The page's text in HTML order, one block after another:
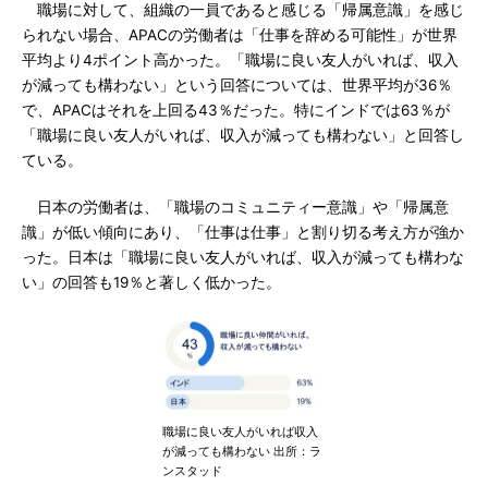
職場に対して、組織の一員であると感じる「帰属意識」を感じ
られない場合、APACの労働者は「仕事を辞める可能性」が世界
平均より4ポイント高かった。「職場に良い友人がいれば、収入
が減っても構わない」という回答については、世界平均が36％
で、APACはそれを上回る43％だった。特にインドでは63％が
「職場に良い友人がいれば、収入が減っても構わない」と回答し
ている。
日本の労働者は、「職場のコミュニティー意識」や「帰属意
識」が低い傾向にあり、「仕事は仕事」と割り切る考え方が強か
った。日本は「職場に良い友人がいれば、収入が減っても構わな
い」の回答も19％と著しく低かった。
職場に良い友人がいれば収入
が減っても構わない 出所：ラ
ンスタッド